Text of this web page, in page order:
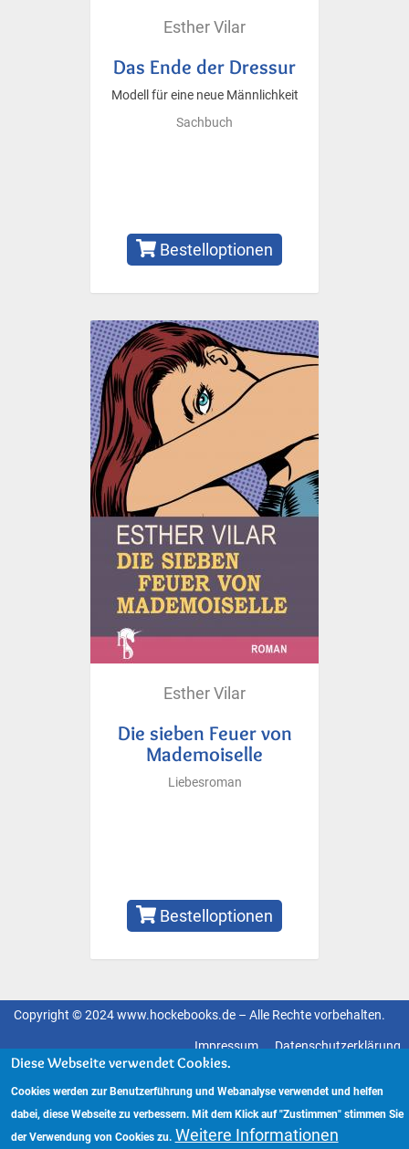
Esther Vilar
Das Ende der Dressur
Modell für eine neue Männlichkeit
Sachbuch
Bestelloptionen
Esther Vilar
Die sieben Feuer von
Mademoiselle
Liebesroman
Bestelloptionen
Copyright © 2024 www.hockebooks.de – Alle Rechte vorbehalten.
Fußzeilenmenü Datenschutzerklärung
Impressum
Diese Webseite verwendet Cookies.
Cookies werden zur Benutzerführung und Webanalyse verwendet und helfen
dabei, diese Webseite zu verbessern. Mit dem Klick auf "Zustimmen" stimmen Sie
der Verwendung von Cookies zu. Weitere Informationen